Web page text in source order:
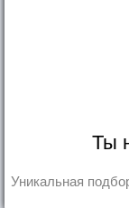
Ты
Уникальная